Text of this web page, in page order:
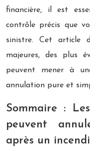
financière, il est
contrôle précis que
sinistre. Cet article
majeures, des plus
peuvent mener à
annulation pure et
Sommaire :
peuvent
après un